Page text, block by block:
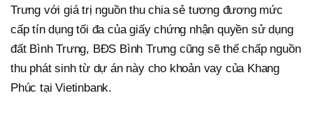
Trưng với giá trị nguồn thu chia sẻ tương đương mức
cấp tín dụng tối đa của giấy chứng nhận quyền sử dụng
đất Bình Trưng, BĐS Bình Trưng cũng sẽ thế chấp nguồn
thu phát sinh từ dự án này cho khoản vay của Khang
Phúc tại Vietinbank.